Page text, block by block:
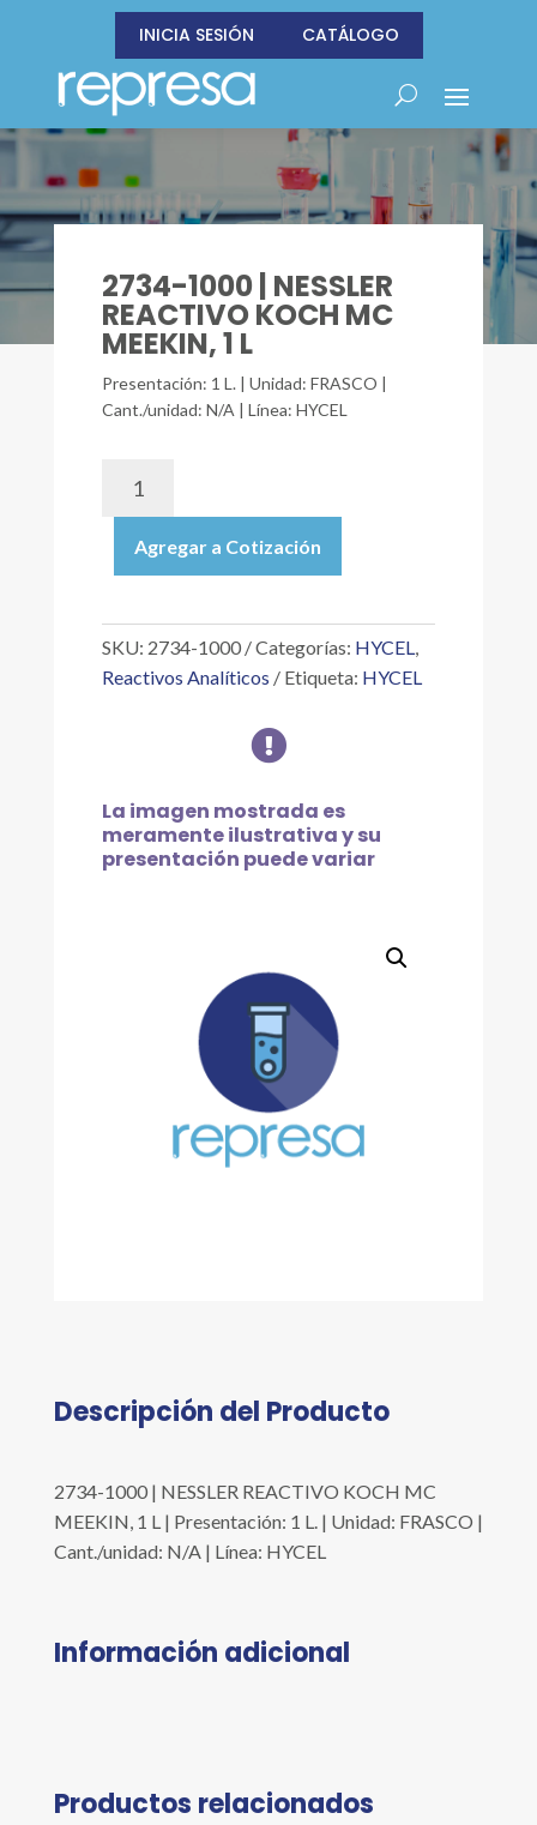
INICIA SESIÓN CATÁLOGO
2734-1000 | NESSLER
REACTIVO KOCH MC
MEEKIN, 1 L
Presentación: 1 L. | Unidad: FRASCO |
Cant./unidad: N/A | Línea: HYCEL
1000
NESSLER
REACTIVO
MC
1
Agregar a Cotización
SKU: 2734-1000 Categorías: HYCEL,
Reactivos Analíticos
Etiqueta: HYCEL

La imagen mostrada es
meramente ilustrativa y su
presentación puede variar
Descripción del Producto
2734-1000 | NESSLER REACTIVO KOCH MC
MEEKIN, 1 L | Presentación: 1 L. | Unidad: FRASCO |
Cant./unidad: N/A | Línea: HYCEL
Información adicional
Productos relacionados